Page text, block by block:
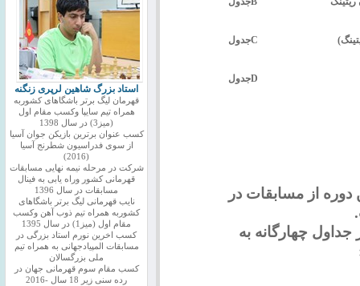
Cجدول
Dجدول
این دوره از مسابقات در
جداول چهارگانه به
استاد بزرگ شاهین لرپری زنگنه
قهرمان لیگ برتر باشگاهای کشوربه
همراه تیم سایپا وکسب مقام اول
(میز3) در سال 1398
کسب عنوان برترین بازیکن جوان آسیا
از سوی فدراسیون شطرنج آسیا
(2016)
شرکت در مرحله نیمه نهایی مسابقات
قهرمانی کشور وراه یابی به فینال
مسابقات در سال 1396
نایب قهرمانی لیگ برتر باشگاهای
کشوربه همراه تیم ذوب آهن وکسب
مقام اول (میز1) در سال 1395
کسب اخرین نورم استاد بزرگی در
مسابقات المپیادجهانی به همراه تیم
ملی بزرگسالان
کسب مقام سوم قهرمانی جهان در
رده سنی زیر 18 سال -2016